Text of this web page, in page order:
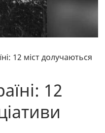
12 міст долучаються
12